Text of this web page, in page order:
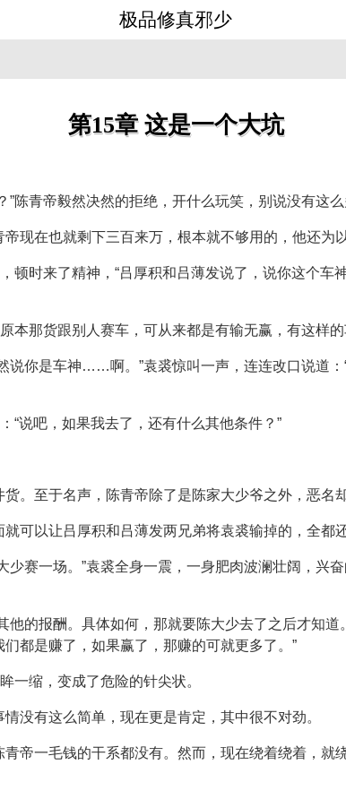
极品修真邪少
第15章 这是一个大坑
陈青帝毅然决然的拒绝，开什么玩笑，别说没有这
现在也就剩下三百来万，根本就不够用的，他还为
顿时来了精神，“吕厚积和吕薄发说了，说你这个
本那货跟别人赛车，可从来都是有输无赢，有这样的
说你是车神……啊。”袁裘惊叫一声，连连改口说道：
“说吧，如果我去了，还有什么其他条件？”
。至于名声，陈青帝除了是陈家大少爷之外，恶名
可以让吕厚积和吕薄发两兄弟将袁裘输掉的，全都
赛一场。”袁裘全身一震，一身肥肉波澜壮阔，兴
的报酬。具体如何，那就要陈大少去了之后才知
都是赚了，如果赢了，那赚的可就更多了。”
一缩，变成了危险的针尖状。
没有这么简单，现在更是肯定，其中很不对劲。
帝一毛钱的干系都没有。然而，现在绕着绕着，就